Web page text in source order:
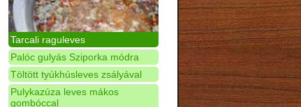
Tarcali raguleves
Palóc gulyás Sziporka módra
Töltött tyúkhúsleves zsályával
Pulykazúza leves mákos
gombóccal